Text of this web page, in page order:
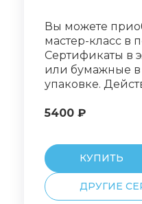
Вы можете
мастер-класс в
Сертификаты в
или бумажные
упаковке.
5400 ₽
КУПИТЬ
ДРУГИЕ